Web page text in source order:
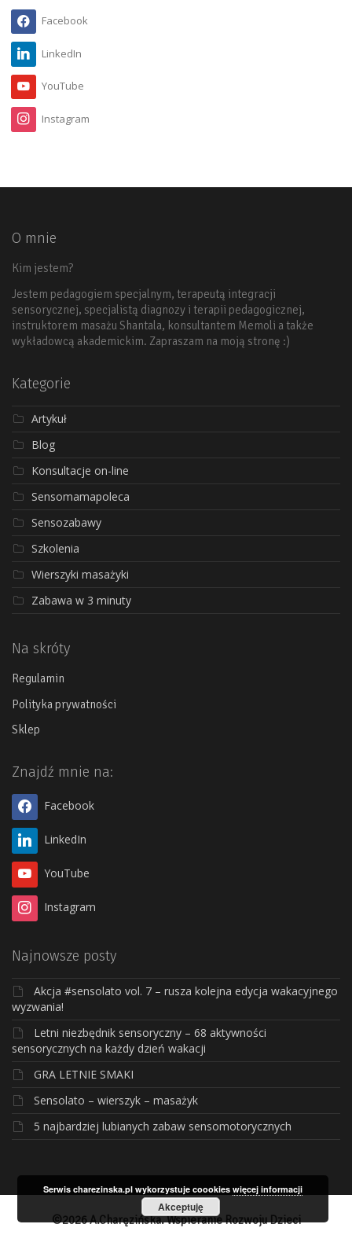
Facebook
LinkedIn
YouTube
Instagram
O mnie
Kim jestem?
Jestem pedagogiem specjalnym, terapeutą integracji
sensorycznej, specjalistą diagnozy i terapii pedagogicznej,
instruktorem masażu Shantala, konsultantem Memoli a także
wykładowcą akademickim. Zapraszam na moją stronę :)
Kategorie
Artykuł
Blog
Konsultacje on-line
Sensomamapoleca
Sensozabawy
Szkolenia
Wierszyki masażyki
Zabawa w 3 minuty
Na skróty
Regulamin
Polityka prywatności
Sklep
Znajdź mnie na:
Facebook
LinkedIn
YouTube
Instagram
Najnowsze posty
Akcja #sensolato vol. 7 – rusza kolejna edycja wakacyjnego
wyzwania!
Letni niezbędnik sensoryczny – 68 aktywności
sensorycznych na każdy dzień wakacji
GRA LETNIE SMAKI
Sensolato – wierszyk – masażyk
5 najbardziej lubianych zabaw sensomotorycznych
©2026 A.Charęzińska. Wspieranie Rozwoju Dzieci
Serwis charezinska.pl wykorzystuje coookieswięcej informacji
Akceptuję